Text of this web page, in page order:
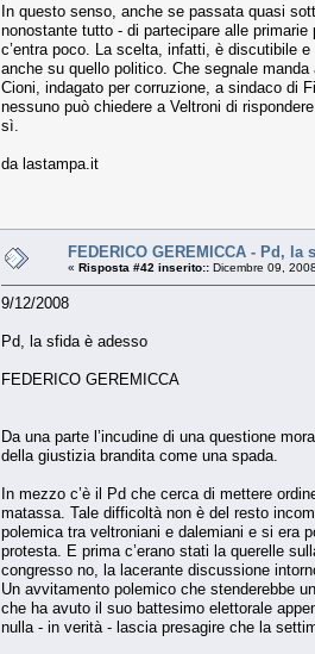
In questo senso, anche se passata quasi
nonostante tutto - di partecipare alle
c’entra poco. La scelta, infatti, è discutibile
anche su quello politico. Che segnale
Cioni, indagato per corruzione, a sindaco di
nessuno può chiedere a Veltroni di
sì.
da lastampa.it
FEDERICO GEREMICCA - Pd, la
« Risposta #42 inserito:: Dicembre 09,
9/12/2008
Pd, la sfida è adesso
FEDERICO GEREMICCA
Da una parte l’incudine di una questione
della giustizia brandita come una spada.
In mezzo c’è il Pd che cerca di mettere
matassa. Tale difficoltà non è del resto
polemica tra veltroniani e dalemiani e si era
protesta. E prima c’erano stati la querelle
congresso no, la lacerante discussione
Un avvitamento polemico che stenderebbe
che ha avuto il suo battesimo elettorale
nulla - in verità - lascia presagire che la